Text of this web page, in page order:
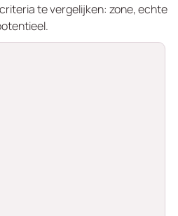
te vergelijken: zone, echte